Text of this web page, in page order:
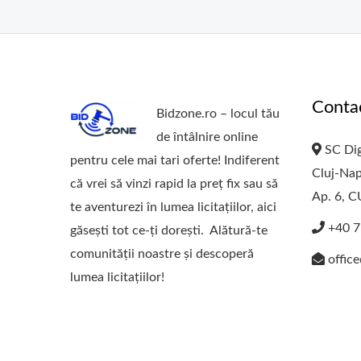
Bidzone.ro – locul tău
de întâlnire online
pentru cele mai tari oferte! Indiferent
că vrei să vinzi rapid la preț fix sau să
te aventurezi în lumea licitațiilor, aici
găsești tot ce-ți dorești. Alătură-te
comunității noastre și descoperă
lumea licitațiilor!
SC
Cluj-
Ap. 6,
+40